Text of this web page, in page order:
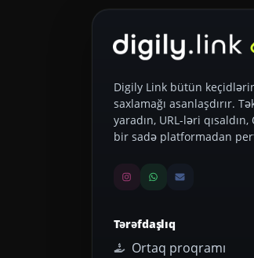
Digily Link bütün
saxlamağı asanlaşdırır.
yaradın, URL-ləri
bir sadə platformadan
Tərəfdaşlıq
Ortaq proqramı